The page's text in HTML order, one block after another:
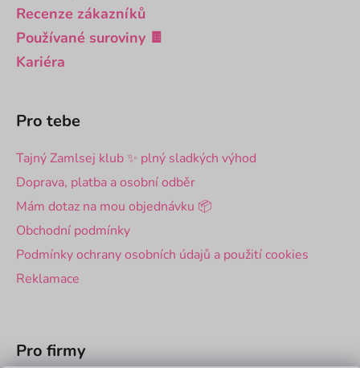
Recenze zákazníků
Používané suroviny 🍫
Kariéra
Pro tebe
Tajný Zamlsej klub ✨ plný sladkých výhod
Doprava, platba a osobní odběr
Mám dotaz na mou objednávku 📦
Obchodní podmínky
Podmínky ochrany osobních údajů a použití cookies
Reklamace
Pro firmy